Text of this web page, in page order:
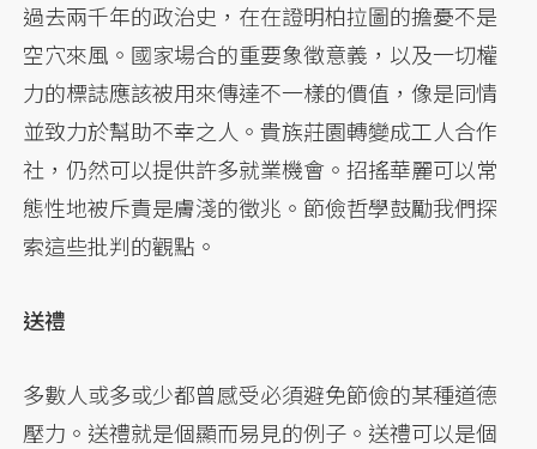
過去兩千年的政治史，在在證明柏拉圖的擔憂不是
空穴來風。國家場合的重要象徵意義，以及一切權
力的標誌應該被用來傳達不一樣的價值，像是同情
並致力於幫助不幸之人。貴族莊園轉變成工人合作
社，仍然可以提供許多就業機會。招搖華麗可以常
態性地被斥責是膚淺的徵兆。節儉哲學鼓勵我們探
索這些批判的觀點。
送禮
多數人或多或少都曾感受必須避免節儉的某種道德
壓力。送禮就是個顯而易見的例子。送禮可以是個